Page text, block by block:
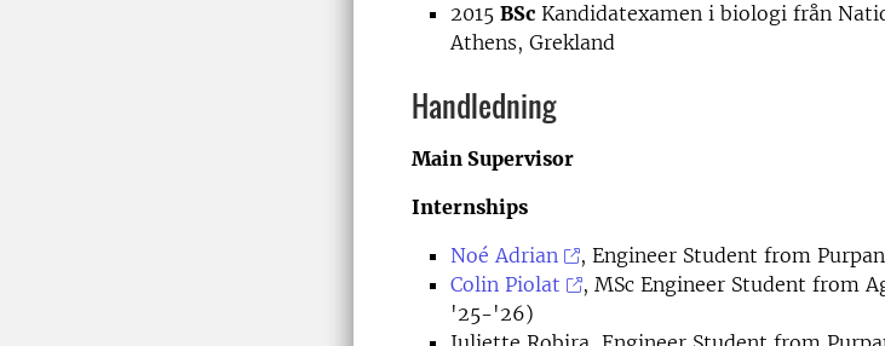
2015 BSc Kandidatexamen i biologi från
Athens, Grekland
Handledning
Main Supervisor
Internships
Noé Adrian
, Engineer Student from
Colin Piolat
, MSc Engineer Student from
'25-'26)